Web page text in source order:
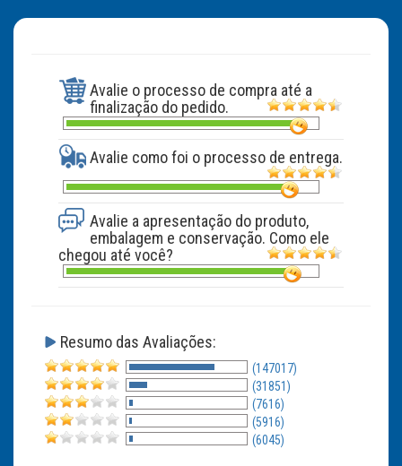
Avalie o processo de compra até a
finalização do pedido.
Avalie como foi o processo de entrega.
Avalie a apresentação do produto,
embalagem e conservação. Como ele
chegou até você?
Resumo das Avaliações:
(147017)
(31851)
(7616)
(5916)
(6045)